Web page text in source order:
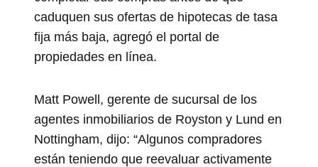
caduquen sus ofertas de hipotecas de tasa
fija más baja, agregó el portal de
propiedades en línea.
Matt Powell, gerente de sucursal de los
agentes inmobiliarios de Royston y Lund en
Nottingham, dijo: “Algunos compradores
están teniendo que reevaluar activamente